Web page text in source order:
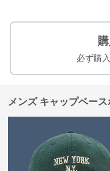
必ず購
メンズ キャップベー